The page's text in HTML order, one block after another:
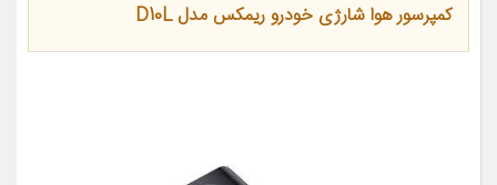
کمپرسور هوا شارژی خودرو ریمکس مدل D10L